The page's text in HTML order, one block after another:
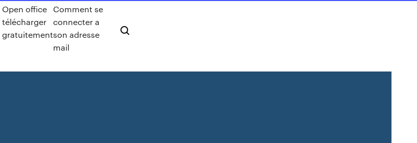
Open office
télécharger
gratuitement
Comment se
connecter a
son adresse
mail